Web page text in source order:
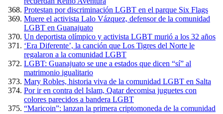
Protestan por discriminación LGBT en el parque Six Flags
Muere el activista Lalo Vázquez, defensor de la comunidad
LGBT en Guanajuato
Un deportista olímpico y activista LGBT murió a los 32 años
‘Era Diferente’, la canción que Los Tigres del Norte le
regalaron a la comunidad LGBT
LGBT: Guanajuato se une a estados que dicen “sí” al
matrimonio igualitario
Mary Robles, historia viva de la comunidad LGBT en Salta
Por ir en contra del Islam, Qatar decomisa juguetes con
colores parecidos a bandera LGBT
“Maricoin”: lanzan la primera criptomoneda de la comunidad